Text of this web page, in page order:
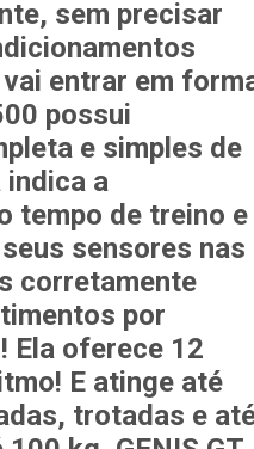
sem precisar
entrar em
possui
e simples de
indica a
tempo de treino e
sensores nas
corretamente
por
Ela oferece 12
E atinge até
trotadas e